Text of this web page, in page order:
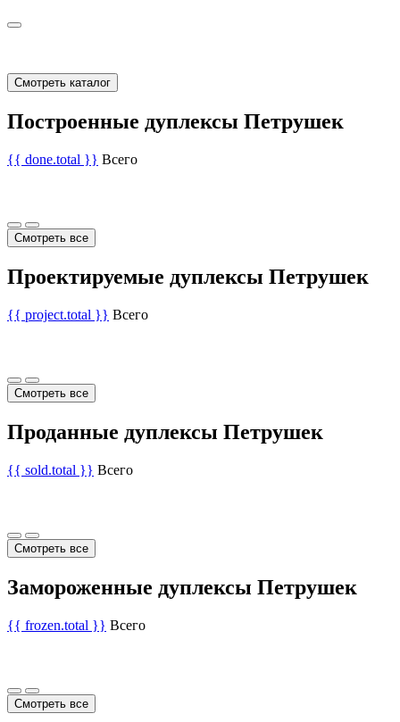
Смотреть каталог
Построенные дуплексы Петрушек
{{ done.total }} Всего
Смотреть все
Проектируемые дуплексы Петрушек
{{ project.total }} Всего
Смотреть все
Проданные дуплексы Петрушек
{{ sold.total }} Всего
Смотреть все
Замороженные дуплексы Петрушек
{{ frozen.total }} Всего
Смотреть все